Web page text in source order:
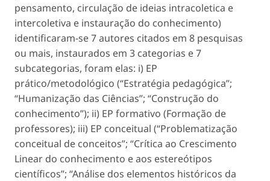
pensamento, circulação de ideias intracoletica e
intercoletiva e instauração do conhecimento)
identificaram-se 7 autores citados em 8 pesquisas
ou mais, instaurados em 3 categorias e 7
subcategorias, foram elas: i) EP
prático/metodológico (“Estratégia pedagógica”;
“Humanização das Ciências”; “Construção do
conhecimento”); ii) EP formativo (Formação de
professores); iii) EP conceitual (“Problematização
conceitual de conceitos”; “Crítica ao Crescimento
Linear do conhecimento e aos estereótipos
científicos”; “Análise dos elementos históricos da